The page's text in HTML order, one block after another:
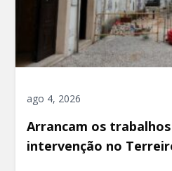
ago 4, 2026
Arrancam os
intervenção no